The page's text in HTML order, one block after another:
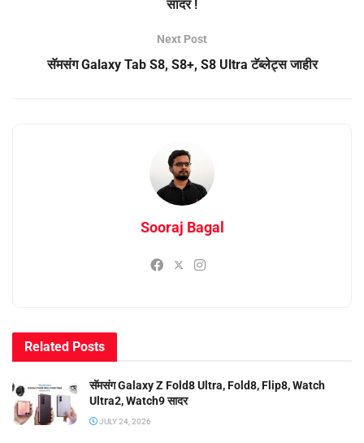
सादर !
Next Post
सॅमसंग Galaxy Tab S8, S8+, S8 Ultra टॅब्लेट्स जाहीर
Sooraj Bagal
Related Posts
सॅमसंग Galaxy Z Fold8 Ultra, Fold8, Flip8, Watch
Ultra2, Watch9 सादर
JULY 24, 2026